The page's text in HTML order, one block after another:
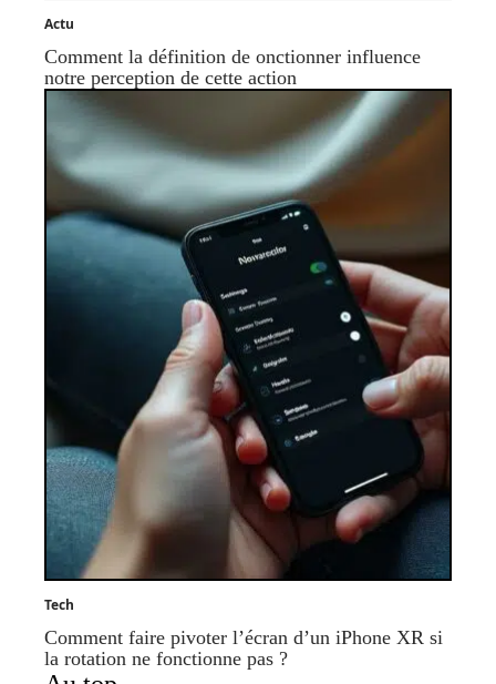
Actu
Comment la définition de onctionner influence
notre perception de cette action
Tech
Comment faire pivoter l’écran d’un iPhone XR si
la rotation ne fonctionne pas ?